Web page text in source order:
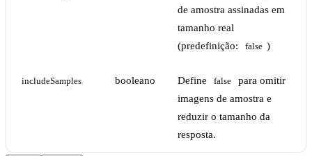
de amostra assinadas em
tamanho real
(predefinição:
false )
includeSamples booleano Define false
para omitir
imagens de amostra e
reduzir o tamanho da
resposta.